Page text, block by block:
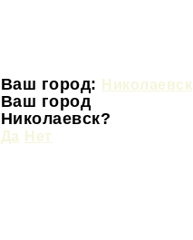
Ваш город: Николаевск
Ваш город
Николаевск?
Да Нет